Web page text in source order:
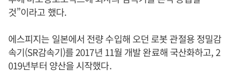
것”이라고 했다.
에스피지는 일본에서 전량 수입해 오던 로봇 관절용 정밀감
속기(SR감속기)를 2017년 11월 개발 완료해 국산화하고, 2
019년부터 양산을 시작했다.